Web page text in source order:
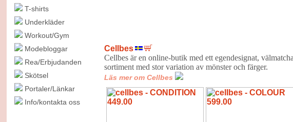
T-shirts
Underkläder
Workout/Gym
Modebloggar
Rea/Erbjudanden
Skötsel
Portaler/Länkar
Info/kontakta oss
Cellbes
Cellbes är en online-butik med ett egendesignat,
sortiment med stor variation av mönster och färger.
Läs mer om Cellbes